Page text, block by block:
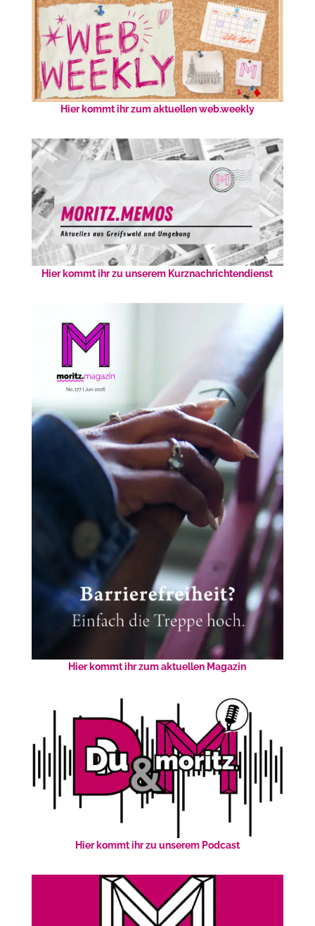
Hier kommt ihr zum aktuellen web.weekly
Hier kommt ihr zu unserem Kurznachrichtendienst
Hier kommt ihr zum aktuellen Magazin
Hier kommt ihr zu unserem Podcast